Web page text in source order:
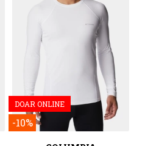
DOAR ONLINE
-10%